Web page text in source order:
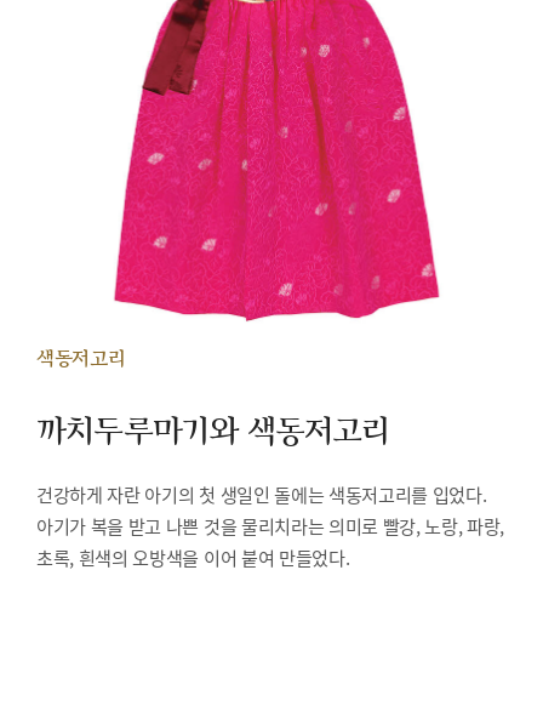
색동저고리
까치두루마기와 색동저고리
건강하게 자란 아기의 첫 생일인 돌에는 색동저고리를 입었다.
아기가 복을 받고 나쁜 것을 물리치라는 의미로 빨강, 노랑, 파랑,
초록, 흰색의 오방색을 이어 붙여 만들었다.